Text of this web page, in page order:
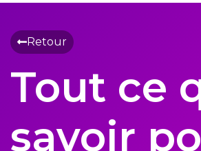
Retour
Tout ce
savoir